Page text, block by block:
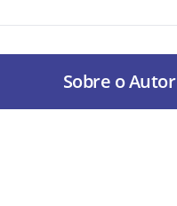
Sobre o Autor